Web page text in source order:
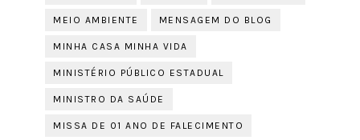
MEIO AMBIENTE MENSAGEM DO BLOG
MINHA CASA MINHA VIDA
MINISTÉRIO PÚBLICO ESTADUAL
MINISTRO DA SAÚDE
MISSA DE 01 ANO DE FALECIMENTO